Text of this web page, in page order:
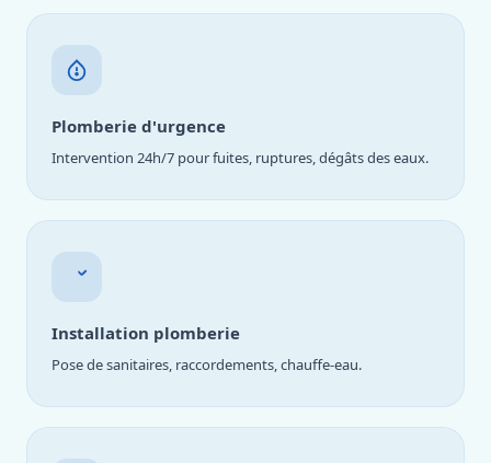
Plomberie d'urgence
Intervention 24h/7 pour fuites, ruptures, dégâts des eaux.
Installation plomberie
Pose de sanitaires, raccordements, chauffe-eau.